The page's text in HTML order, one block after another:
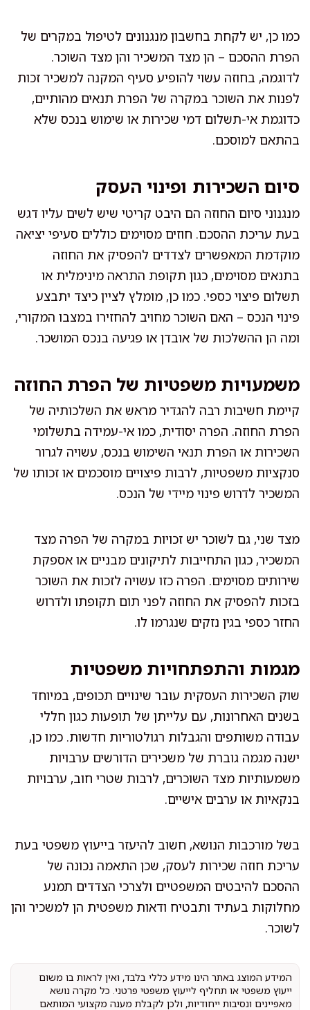
כמו כן, יש לקחת בחשבון מנגנונים לטיפול במקרים של
הפרת ההסכם – הן מצד המשכיר והן מצד השוכר.
לדוגמה, בחוזה עשוי להופיע סעיף המקנה למשכיר זכות
לפנות את השוכר במקרה של הפרת תנאים מהותיים,
כדוגמת אי-תשלום דמי שכירות או שימוש בנכס שלא
בהתאם למוסכם.
סיום השכירות ופינוי העסק
מנגנוני סיום החוזה הם היבט קריטי שיש לשים עליו דגש
בעת עריכת ההסכם. חוזים מסוימים כוללים סעיפי יציאה
מוקדמת המאפשרים לצדדים להפסיק את החוזה
בתנאים מסוימים, כגון תקופת התראה מינימלית או
תשלום פיצוי כספי. כמו כן, מומלץ לציין כיצד יתבצע
פינוי הנכס – האם השוכר מחויב להחזירו במצבו המקורי,
ומה הן ההשלכות של אובדן או פגיעה בנכס המושכר.
משמעויות משפטיות של הפרת החוזה
קיימת חשיבות רבה להגדיר מראש את השלכותיה של
הפרת החוזה. הפרה יסודית, כמו אי-עמידה בתשלומי
השכירות או הפרת תנאי השימוש בנכס, עשויה לגרור
סנקציות משפטיות, לרבות פיצויים מוסכמים או זכותו של
המשכיר לדרוש פינוי מיידי של הנכס.
מצד שני, גם לשוכר יש זכויות במקרה של הפרה מצד
המשכיר, כגון התחייבות לתיקונים מבניים או אספקת
שירותים מסוימים. הפרה כזו עשויה לזכות את השוכר
בזכות להפסיק את החוזה לפני תום תקופתו ולדרוש
החזר כספי בגין נזקים שנגרמו לו.
מגמות והתפתחויות משפטיות
שוק השכירות העסקית עובר שינויים תכופים, במיוחד
בשנים האחרונות, עם עלייתן של תופעות כגון חללי
עבודה משותפים והגבלות רגולטוריות חדשות. כמו כן,
ישנה מגמה גוברת של משכירים הדורשים ערבויות
משמעותיות מצד השוכרים, לרבות שטרי חוב, ערבויות
בנקאיות או ערבים אישיים.
בשל מורכבות הנושא, חשוב להיעזר בייעוץ משפטי בעת
עריכת חוזה שכירות לעסק, שכן התאמה נכונה של
ההסכם להיבטים המשפטיים ולצרכי הצדדים תמנע
מחלוקות בעתיד ותבטיח ודאות משפטית הן למשכיר והן
לשוכר.
המידע המוצג באתר הינו מידע כללי בלבד, ואין לראות בו משום
ייעוץ משפטי או תחליף לייעוץ משפטי פרטני. כל מקרה נושא
מאפיינים ונסיבות ייחודיות, ולכן לקבלת מענה מקצועי המותאם